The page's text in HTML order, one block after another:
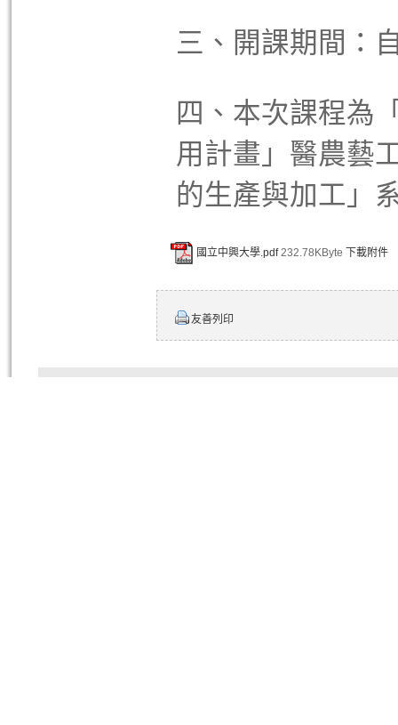
三、開課期間：
四、本次課程為
用計畫」醫農藝
的生產與加工」
國立中興大學.pdf 232.78KByte 下載附件
友善列印